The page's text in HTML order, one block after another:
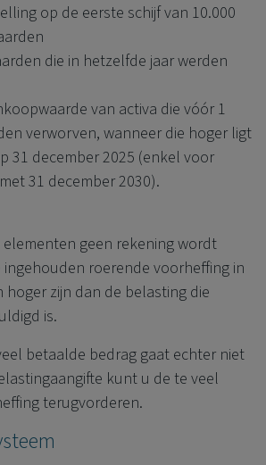
op de eerste schijf van 10.000
die in hetzelfde jaar werden
van activa die vóór 1
verworven, wanneer die hoger ligt
31 december 2025 (enkel voor
31 december 2030).
geen rekening wordt
roerende voorheffing in
zijn dan de belasting die
is.
betaalde bedrag gaat echter niet
kunt u de te veel
terugvorderen.